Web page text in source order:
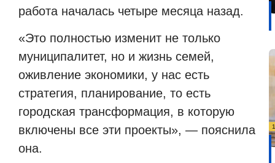
работа началась четыре месяца назад.
«Это полностью изменит не только
муниципалитет, но и жизнь семей,
оживление экономики, у нас есть
стратегия, планирование, то есть
городская трансформация, в которую
включены все эти проекты», — пояснила
она.